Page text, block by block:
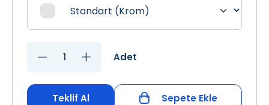
Adet
Teklif Al Sepete Ekle